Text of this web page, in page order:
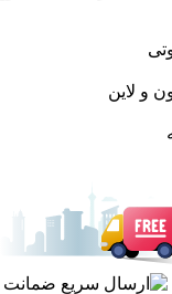
و لاین
ضمانت